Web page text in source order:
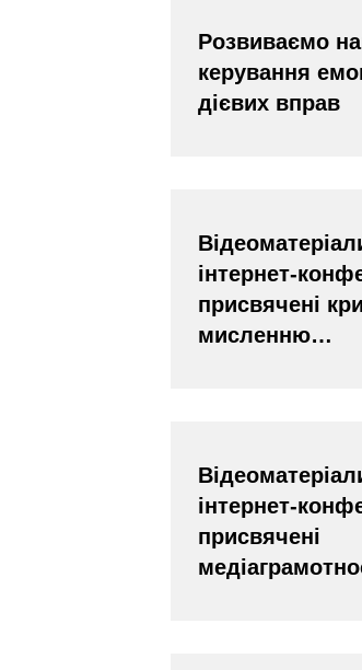
Розвиваємо
керування
дієвих вправ
інтернет-
присвячені
мисленню…
інтернет-
присвячені